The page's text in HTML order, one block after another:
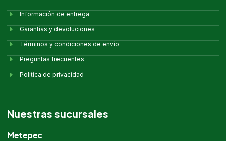
Información de entrega
Garantías y devoluciones
Términos y condiciones de envío
Preguntas frecuentes
Politica de privacidad
Nuestras sucursales
Metepec